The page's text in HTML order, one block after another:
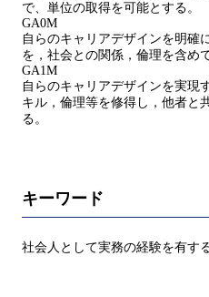
で、単位の取得を可能とする。
GA0M
自らのキャリアデザインを明確
を，社会との関係，倫理を含め
GA1M
自らのキャリアデザインを実現
キル，倫理等を修得し，他者と
る。
キーワード
社会人として実務の経験を有す